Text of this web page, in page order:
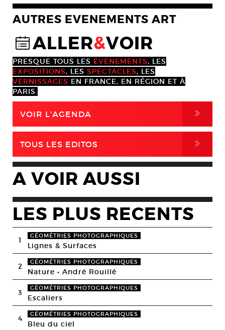
AUTRES EVENEMENTS ART
@ALLER&VOIR
PRESQUE TOUS LES ÉVÈNEMENTS, LES
EXPOSITIONS, LES SPECTACLES, LES
VERNISSAGES EN FRANCE, EN RÉGION ET À
PARIS.
VOIR L'AGENDA ,
TOUS LES EDITOS ,
A VOIR AUSSI
LES PLUS RECENTS
1 GÉOMÉTRIES PHOTOGRAPHIQUES
Lignes & Surfaces
2 GÉOMÉTRIES PHOTOGRAPHIQUES
Nature • André Rouillé
3 GÉOMÉTRIES PHOTOGRAPHIQUES
Escaliers
4 GÉOMÉTRIES PHOTOGRAPHIQUES
Bleu du ciel